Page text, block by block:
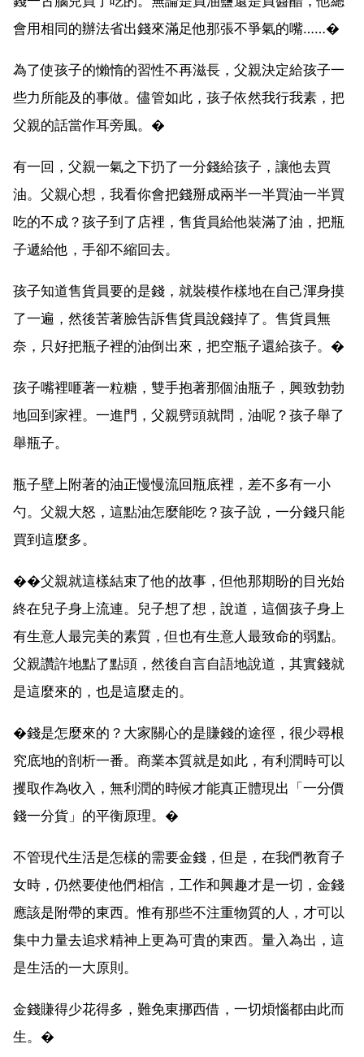
會用相同的辦法省出錢來滿足他那張不爭氣的嘴……�
為了使孩子的懶惰的習性不再滋長，父親決定給孩子一
些力所能及的事做。儘管如此，孩子依然我行我素，把
父親的話當作耳旁風。�
有一回，父親一氣之下扔了一分錢給孩子，讓他去買
油。父親心想，我看你會把錢掰成兩半一半買油一半買
吃的不成？孩子到了店裡，售貨員給他裝滿了油，把瓶
子遞給他，手卻不縮回去。
孩子知道售貨員要的是錢，就裝模作樣地在自己渾身摸
了一遍，然後苦著臉告訴售貨員說錢掉了。售貨員無
奈，只好把瓶子裡的油倒出來，把空瓶子還給孩子。�
孩子嘴裡咂著一粒糖，雙手抱著那個油瓶子，興致勃勃
地回到家裡。一進門，父親劈頭就問，油呢？孩子舉了
舉瓶子。
瓶子壁上附著的油正慢慢流回瓶底裡，差不多有一小
勺。父親大怒，這點油怎麼能吃？孩子說，一分錢只能
買到這麼多。
��父親就這樣結束了他的故事，但他那期盼的目光始
終在兒子身上流連。兒子想了想，說道，這個孩子身上
有生意人最完美的素質，但也有生意人最致命的弱點。
父親讚許地點了點頭，然後自言自語地說道，其實錢就
是這麼來的，也是這麼走的。
�錢是怎麼來的？大家關心的是賺錢的途徑，很少尋根
究底地的剖析一番。商業本質就是如此，有利潤時可以
攫取作為收入，無利潤的時候才能真正體現出「一分價
錢一分貨」的平衡原理。�
不管現代生活是怎樣的需要金錢，但是，在我們教育子
女時，仍然要使他們相信，工作和興趣才是一切，金錢
應該是附帶的東西。惟有那些不注重物質的人，才可以
集中力量去追求精神上更為可貴的東西。量入為出，這
是生活的一大原則。
金錢賺得少花得多，難免東挪西借，一切煩惱都由此而
生。�